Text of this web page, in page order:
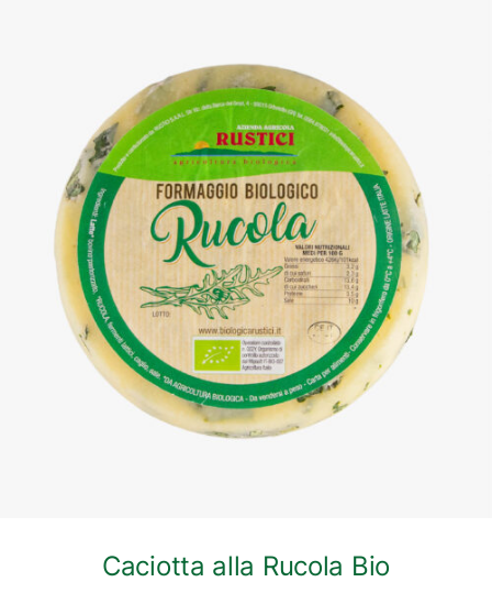
DETTAGLI
Caciotta alla Rucola Bio